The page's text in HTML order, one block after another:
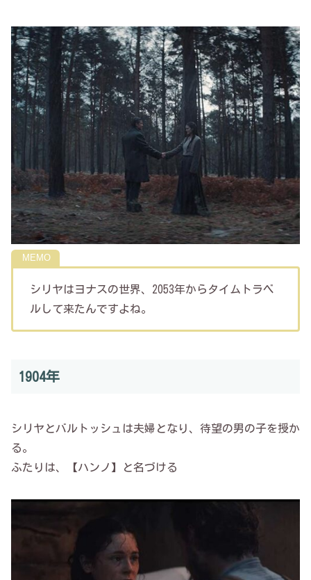
シリヤはヨナスの世界、2053年からタイムトラベ
ルして来たんですよね。
1904年
シリヤとバルトッシュは夫婦となり、待望の男の子を授か
る。
ふたりは、【ハンノ】と名づける